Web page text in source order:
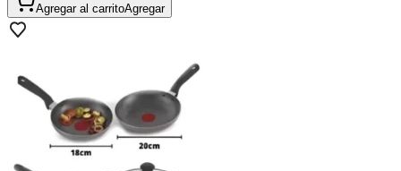
Agregar al carritoAgregar